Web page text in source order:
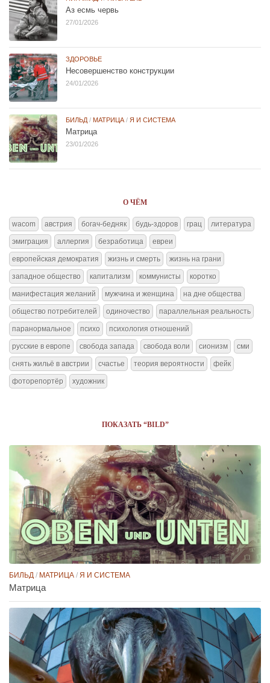
Аз есмь червь
27/01/2026
ЗДОРОВЬЕ
Несовершенство конструкции
24/01/2026
БИЛЬД / МАТРИЦА / Я И СИСТЕМА
Матрица
23/01/2026
О ЧЁМ
wacom австрия богач-бедняк будь-здоров грац литература
эмиграция аллергия безработица евреи
европейская демократия жизнь и смерть жизнь на грани
западное общество капитализм коммунисты коротко
манифестация желаний мужчина и женщина на дне общества
общество потребителей одиночество параллельная реальность
паранормальное психо психология отношений
русские в европе свобода запада свобода воли сионизм сми
снять жильё в австрии счастье теория вероятности фейк
фоторепортёр художник
ПОКАЗАТЬ “BILD”
БИЛЬД / МАТРИЦА / Я И СИСТЕМА
Матрица